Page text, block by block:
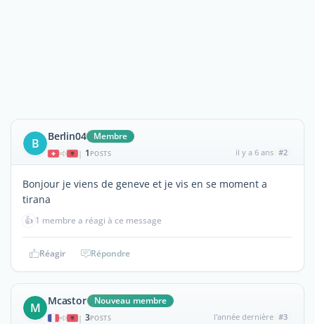
B Berlin04 Membre
| 1 POSTS il y a 6 ans #2
Bonjour je viens de geneve et je vis en se moment a
tirana
👍 1 membre a réagi à ce message
Réagir Répondre
M Mcastor Nouveau membre
| 3POSTS l'année dernière #3